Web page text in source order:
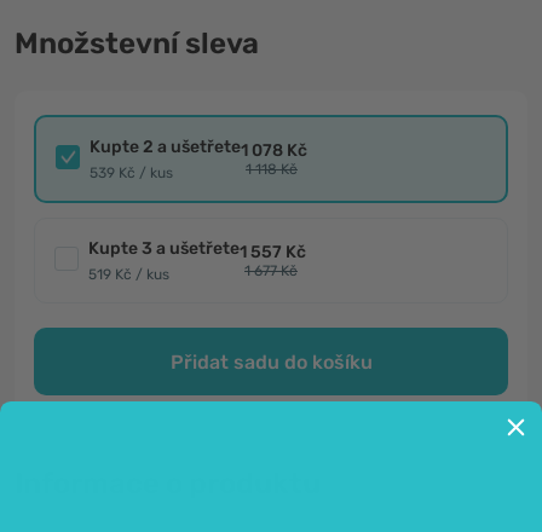
Množstevní sleva
Kupte 2 a ušetřete
539 Kč / kus
1 078 Kč
1 118 Kč
Kupte 3 a ušetřete
519 Kč / kus
1 557 Kč
1 677 Kč
Přidat sadu do košíku